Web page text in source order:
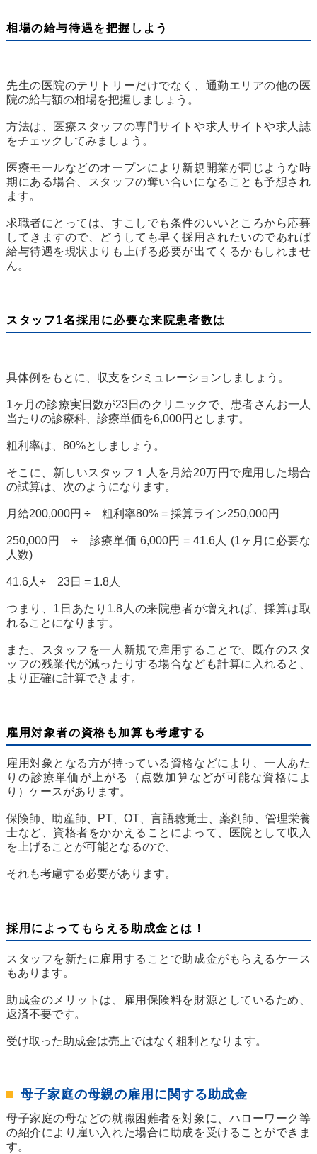
相場の給与待遇を把握しよう
先生の医院のテリトリーだけでなく、通勤エリアの他の医
院の給与額の相場を把握しましょう。
方法は、医療スタッフの専門サイトや求人サイトや求人誌
をチェックしてみましょう。
医療モールなどのオープンにより新規開業が同じような時
期にある場合、スタッフの奪い合いになることも予想され
ます。
求職者にとっては、すこしでも条件のいいところから応募
してきますので、どうしても早く採用されたいのであれば
給与待遇を現状よりも上げる必要が出てくるかもしれませ
ん。
スタッフ1名採用に必要な来院患者数は
具体例をもとに、収支をシミュレーションしましょう。
1ヶ月の診療実日数が23日のクリニックで、患者さんお一人
当たりの診療科、診療単価を6,000円とします。
粗利率は、80%としましょう。
そこに、新しいスタッフ１人を月給20万円で雇用した場合
の試算は、次のようになります。
月給200,000円 ÷ 粗利率80% = 採算ライン250,000円
250,000円 ÷ 診療単価 6,000円 = 41.6人 (1ヶ月に必要な
人数)
41.6人÷ 23日 = 1.8人
つまり、1日あたり1.8人の来院患者が増えれば、採算は取
れることになります。
また、スタッフを一人新規で雇用することで、既存のスタ
ッフの残業代が減ったりする場合なども計算に入れると、
より正確に計算できます。
雇用対象者の資格も加算も考慮する
雇用対象となる方が持っている資格などにより、一人あた
りの診療単価が上がる（点数加算などが可能な資格によ
り）ケースがあります。
保険師、助産師、PT、OT、言語聴覚士、薬剤師、管理栄養
士など、資格者をかかえることによって、医院として収入
を上げることが可能となるので、
それも考慮する必要があります。
採用によってもらえる助成金とは！
スタッフを新たに雇用することで助成金がもらえるケース
もあります。
助成金のメリットは、雇用保険料を財源としているため、
返済不要です。
受け取った助成金は売上ではなく粗利となります。
母子家庭の母親の雇用に関する助成金
母子家庭の母などの就職困難者を対象に、ハローワーク等
の紹介により雇い入れた場合に助成を受けることができま
す。